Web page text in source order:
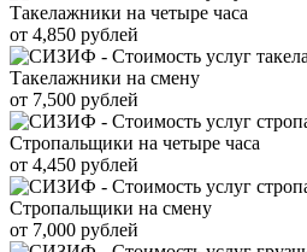
Такелажники на четыре часа
от 4,850 рублей
Такелажники на смену
от 7,500 рублей
Стропальщики на четыре часа
от 4,450 рублей
Стропальщики на смену
от 7,000 рублей